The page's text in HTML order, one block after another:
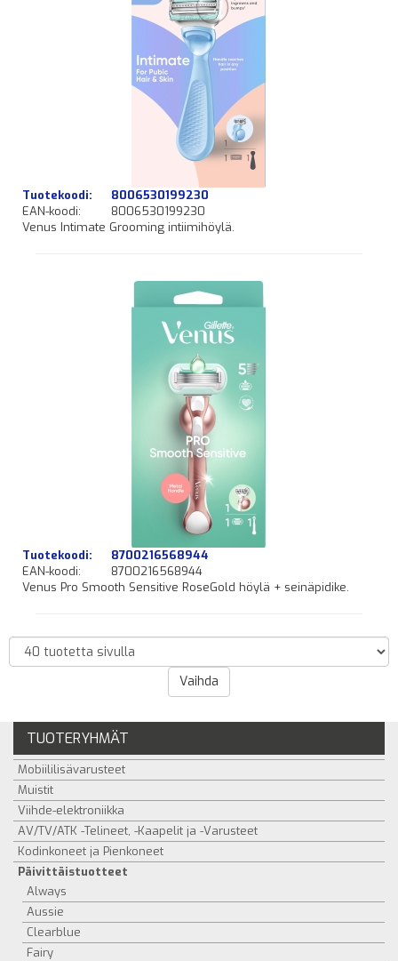
Tuotekoodi:
8006530199230
EAN-koodi:
8006530199230
Venus Intimate Grooming intiimihöylä.
Tuotekoodi:
8700216568944
EAN-koodi:
8700216568944
Venus Pro Smooth Sensitive RoseGold höylä + seinäpidike.
TUOTERYHMÄT
Mobiililisävarusteet
Muistit
Viihde-elektroniikka
AV/TV/ATK -Telineet, -Kaapelit ja -Varusteet
Kodinkoneet ja Pienkoneet
Päivittäistuotteet
Always
Aussie
Clearblue
Fairy